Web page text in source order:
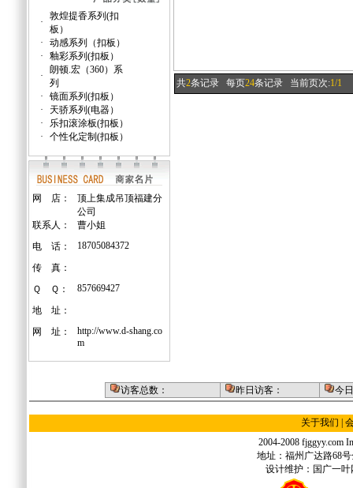
·
敦煌提香系列(扣
板）
·
动感系列（扣板）
·
釉彩系列(扣板）
·
朗顿.宏（360）系
列
·
镜面系列(扣板）
·
天骄系列(电器）
·
乐扣滚涂板(扣板）
·
个性化定制(扣板）
网 店：
顶上集成吊顶福建分
公司
联系人：
曹小姐
电 话：
18705084372
传 真：
Ｑ Ｑ：
857669427
地 址：
网 址：
http://www.d-shang.co
m
共2条记录 每页24条记录 当前页次:1/1
访客总数： 昨日访客： 今
关于我们
2004-2008 fjggyy.com
地址：福州广达路68
设计维护：国广一叶